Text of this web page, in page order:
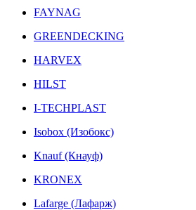
FAYNAG
GREENDECKING
HARVEX
HILST
I-TECHPLAST
Isobox (Изобокс)
Knauf (Кнауф)
KRONEX
Lafarge (Лафарж)